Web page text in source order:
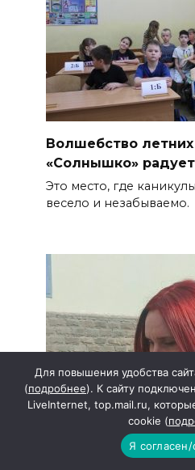
Волшебство
«Солнышко»
Это место, где
весело и незабываемо.
Для повышения удобства
(подробнее). К сайту
LiveInternet, top.mail.ru,
cookie (
Я согласен/